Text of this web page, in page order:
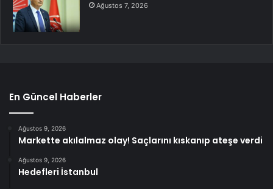
Ağustos 7, 2026
En Güncel Haberler
Ağustos 9, 2026
Markette akılalmaz olay! Saçlarını kıskanıp ateşe verdi
Ağustos 9, 2026
Hedefleri İstanbul